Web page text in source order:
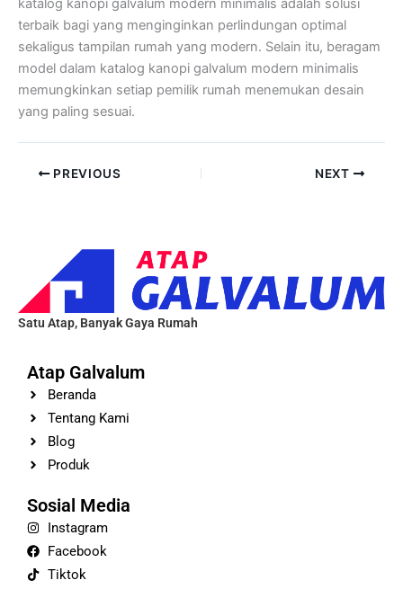
katalog kanopi galvalum modern minimalis adalah solusi
terbaik bagi yang menginginkan perlindungan optimal
sekaligus tampilan rumah yang modern. Selain itu, beragam
model dalam katalog kanopi galvalum modern minimalis
memungkinkan setiap pemilik rumah menemukan desain
yang paling sesuai.
PREVIOUS NEXT
Satu Atap, Banyak Gaya Rumah
Atap Galvalum
Beranda
Tentang Kami
Blog
Produk
Sosial Media
Instagram
Facebook
Tiktok